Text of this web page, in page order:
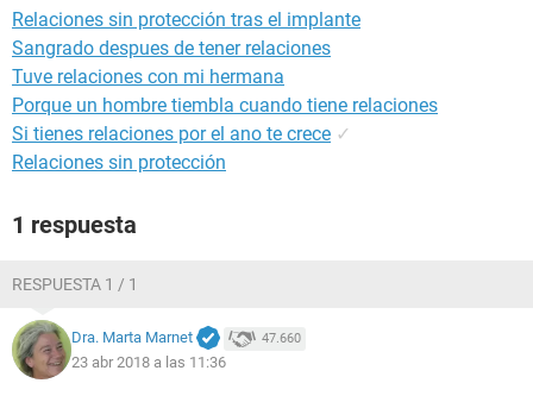
Relaciones sin protección tras el implante
Sangrado despues de tener relaciones
Tuve relaciones con mi hermana
Porque un hombre tiembla cuando tiene relaciones
Si tienes relaciones por el ano te crece ✓
Relaciones sin protección
1 respuesta
RESPUESTA 1 / 1
Dra. Marta Marnet 47.660
23 abr 2018 a las 11:36